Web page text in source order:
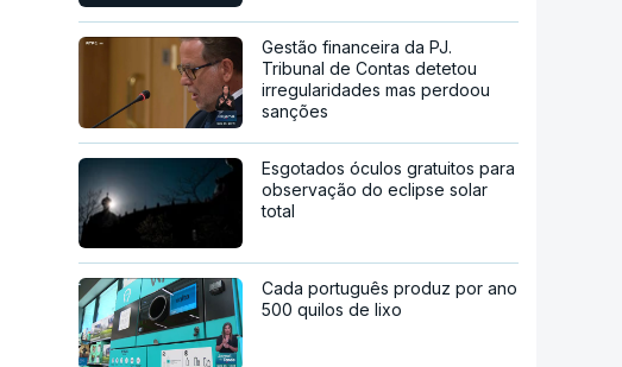
Gestão financeira da PJ.
Tribunal de Contas detetou
irregularidades mas perdoou
sanções
Esgotados óculos gratuitos para
observação do eclipse solar
total
Cada português produz por ano
500 quilos de lixo